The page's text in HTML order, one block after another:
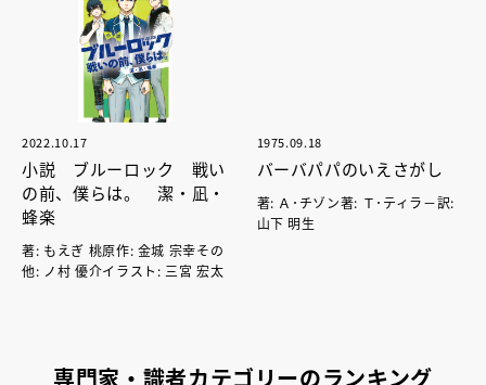
2022.10.17
小説 ブルーロック 戦い
の前、僕らは。 潔・凪・
蜂楽
著: もえぎ 桃原作: 金城 宗幸その
他: ノ村 優介イラスト: 三宮 宏太
1975.09.18
バーバパパのいえさがし
著: Ａ･チゾン著: Ｔ･ティラ－訳:
山下 明生
専門家・識者カテゴリーのランキング